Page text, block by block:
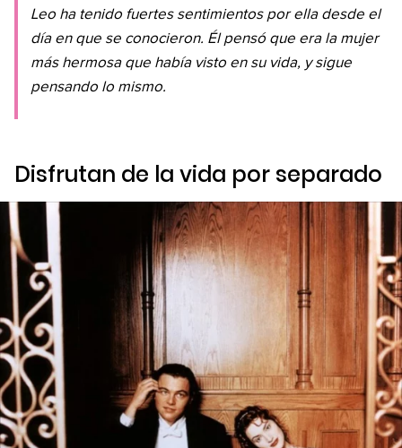
Leo ha tenido fuertes sentimientos por ella desde el
día en que se conocieron. Él pensó que era la mujer
más hermosa que había visto en su vida, y sigue
pensando lo mismo.
Disfrutan de la vida por separado